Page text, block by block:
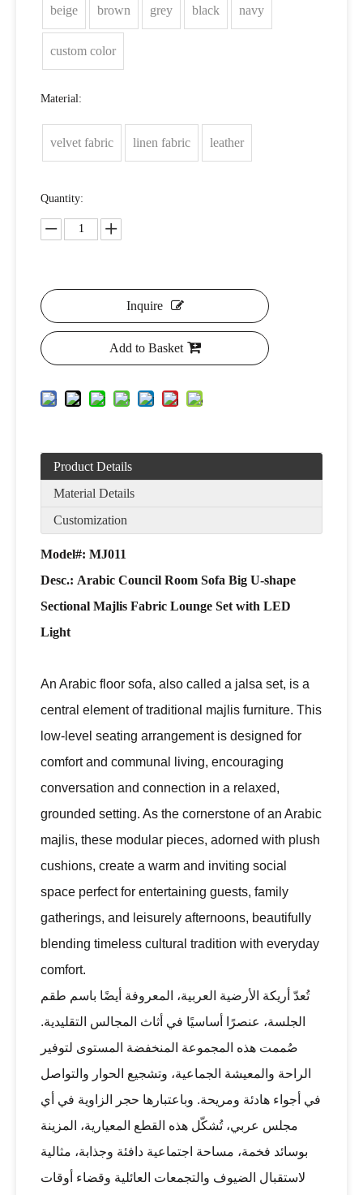
beige brown grey black navy
custom color
Material:
velvet fabric linen fabric leather
Quantity:
Inquire
Add to Basket
Product Details
Material Details
Customization
Model#: MJ011
Desc.: Arabic Council Room Sofa Big U-shape
Sectional Majlis Fabric Lounge Set with LED
Light
An Arabic floor sofa, also called a jalsa set, is a
central element of traditional majlis furniture. This
low-level seating arrangement is designed for
comfort and communal living, encouraging
conversation and connection in a relaxed,
grounded setting. As the cornerstone of an Arabic
majlis, these modular pieces, adorned with plush
cushions, create a warm and inviting social
space perfect for entertaining guests, family
gatherings, and leisurely afternoons, beautifully
blending timeless cultural tradition with everyday
comfort.
تُعدّ أريكة الأرضية العربية، المعروفة أيضًا باسم طقم
الجلسة، عنصرًا أساسيًا في أثاث المجالس التقليدية.
صُممت هذه المجموعة المنخفضة المستوى لتوفير
الراحة والمعيشة الجماعية، وتشجيع الحوار والتواصل
في أجواء هادئة ومريحة. وباعتبارها حجر الزاوية في أي
مجلس عربي، تُشكّل هذه القطع المعيارية، المزينة
بوسائد فخمة، مساحة اجتماعية دافئة وجذابة، مثالية
لاستقبال الضيوف والتجمعات العائلية وقضاء أوقات